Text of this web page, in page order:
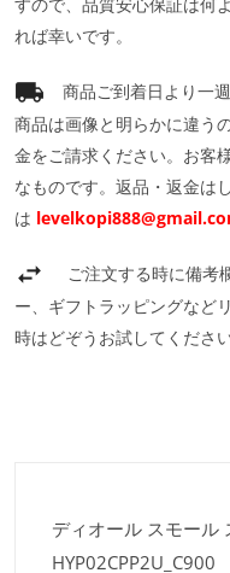
れば幸いです。
商品ご到着日より一
商品は画像と明らかに違う
金をご請求ください。お客
なものです。返品・返金は
は
ご注文する時に備考
ー、ギフトラッピングなど
時はどぞうお試してください
ディオール スモール
HYP02CPP2U_C900